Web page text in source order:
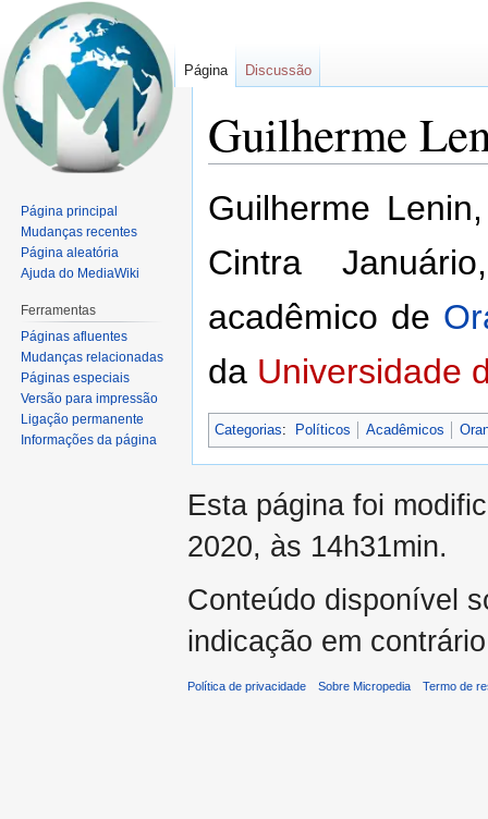
Guilherme
para
para
Guilherme
Cintra
acadêmico de
da Universidade
Categorias: Políticos Acadêmicos
Página Discussão
Página principal
Mudanças recentes
Página aleatória
Ajuda do MediaWiki
Ferramentas
Páginas afluentes
Mudanças relacionadas
Páginas especiais
Versão para impressão
Ligação permanente
Informações da página
Esta página foi
2020, às 14h31min.
Conteúdo disponível
indicação em
Política de privacidade Sobre Micropedia Termo de